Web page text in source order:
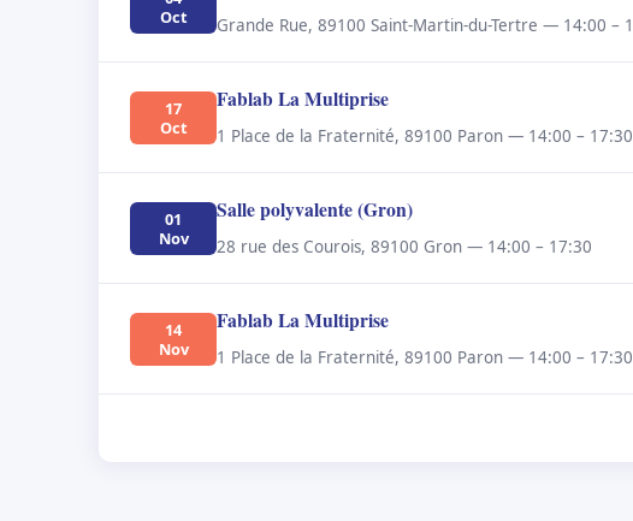
Oct
Grande Rue, 89100 Saint-Martin-du-Tertre — 14:00 –
17
Oct
Fablab La Multiprise
1 Place de la Fraternité, 89100 Paron — 14:00 – 17:30
01
Nov
Salle polyvalente (Gron)
28 rue des Courois, 89100 Gron — 14:00 – 17:30
14
Nov
Fablab La Multiprise
1 Place de la Fraternité, 89100 Paron — 14:00 – 17:30